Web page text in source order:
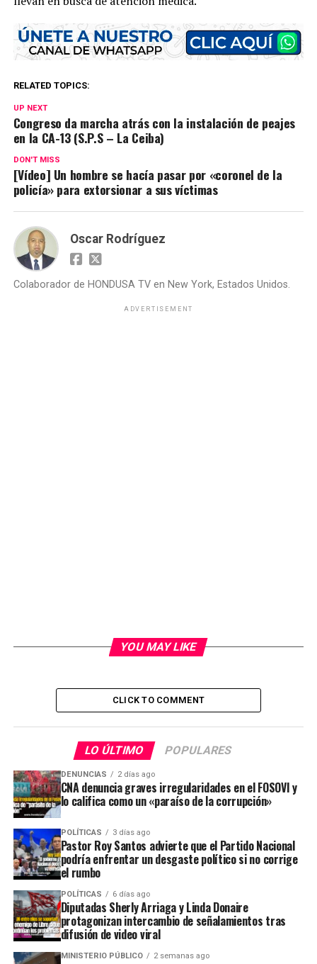
RELATED TOPICS:
UP NEXT
Congreso da marcha atrás con la instalación de peajes
en la CA-13 (S.P.S – La Ceiba)
DON'T MISS
[Vídeo] Un hombre se hacía pasar por «coronel de la
policía» para extorsionar a sus víctimas
Oscar Rodríguez
Colaborador de HONDUSA TV en New York, Estados Unidos.
ADVERTISEMENT
YOU MAY LIKE
CLICK TO COMMENT
LO ÚLTIMO POPULARES
DENUNCIAS 2 días ago
CNA denuncia graves irregularidades en el FOSOVI y
lo califica como un «paraíso de la corrupción»
POLÍTICAS 3 días ago
Pastor Roy Santos advierte que el Partido Nacional
podría enfrentar un desgaste político si no corrige
el rumbo
POLÍTICAS 6 días ago
Diputadas Sherly Arriaga y Linda Donaire
protagonizan intercambio de señalamientos tras
difusión de video viral
MINISTERIO PÚBLICO 2 semanas ago